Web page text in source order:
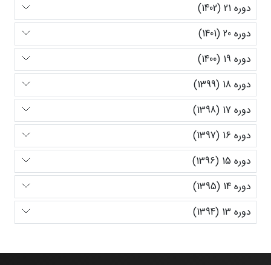
دوره 21 (1402)
دوره 20 (1401)
دوره 19 (1400)
دوره 18 (1399)
دوره 17 (1398)
دوره 16 (1397)
دوره 15 (1396)
دوره 14 (1395)
دوره 13 (1394)